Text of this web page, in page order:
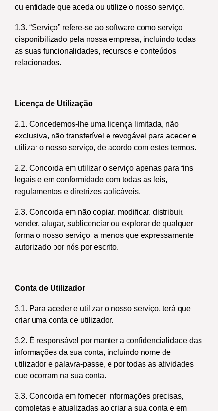
ou entidade que aceda ou utilize o nosso serviço.
1.3. “Serviço” refere-se ao software como serviço
disponibilizado pela nossa empresa, incluindo todas
as suas funcionalidades, recursos e conteúdos
relacionados.
Licença de Utilização
2.1. Concedemos-lhe uma licença limitada, não
exclusiva, não transferível e revogável para aceder e
utilizar o nosso serviço, de acordo com estes termos.
2.2. Concorda em utilizar o serviço apenas para fins
legais e em conformidade com todas as leis,
regulamentos e diretrizes aplicáveis.
2.3. Concorda em não copiar, modificar, distribuir,
vender, alugar, sublicenciar ou explorar de qualquer
forma o nosso serviço, a menos que expressamente
autorizado por nós por escrito.
Conta de Utilizador
3.1. Para aceder e utilizar o nosso serviço, terá que
criar uma conta de utilizador.
3.2. É responsável por manter a confidencialidade das
informações da sua conta, incluindo nome de
utilizador e palavra-passe, e por todas as atividades
que ocorram na sua conta.
3.3. Concorda em fornecer informações precisas,
completas e atualizadas ao criar a sua conta e em